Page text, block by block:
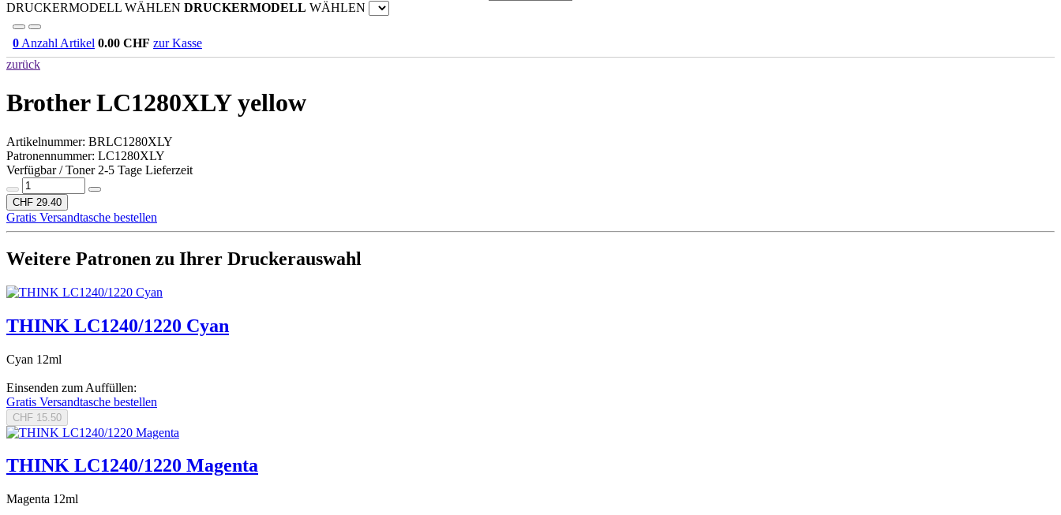
DRUCKERMODELL WÄHLEN DRUCKERMODELL WÄHLEN
0 Anzahl Artikel 0.00 CHF zur Kasse
zurück
Brother LC1280XLY yellow
Artikelnummer: BRLC1280XLY
Patronennummer: LC1280XLY
Verfügbar / Toner 2-5 Tage Lieferzeit
CHF 29.40
Gratis Versandtasche bestellen
Weitere Patronen zu Ihrer Druckerauswahl
THINK LC1240/1220 Cyan
Cyan 12ml
Einsenden zum Auffüllen:
Gratis Versandtasche bestellen
CHF 15.50
THINK LC1240/1220 Magenta
Magenta 12ml